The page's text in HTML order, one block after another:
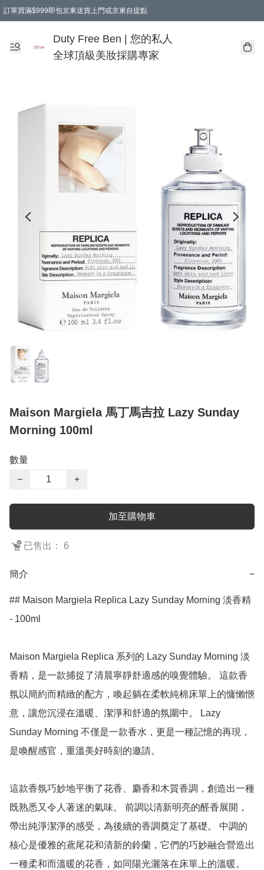
訂單買滿$999即包京東送貨上門或京東自提點
Duty Free Ben | 您的私人
全球頂級美妝採購專家
Maison Margiela 馬丁馬吉拉 Lazy Sunday
Morning 100ml
數量
−
+
加至購物車
已售出： 6
簡介 −
## Maison Margiela Replica Lazy Sunday Morning 淡香精
- 100ml
Maison Margiela Replica 系列的 Lazy Sunday Morning 淡
香精，是一款捕捉了清晨寧靜舒適感的嗅覺體驗。 這款香
氛以簡約而精緻的配方，喚起躺在柔軟純棉床單上的慵懶愜
意，讓您沉浸在溫暖、潔淨和舒適的氛圍中。 Lazy
Sunday Morning 不僅是一款香水，更是一種記憶的再現，
是喚醒感官，重溫美好時刻的邀請。
這款香氛巧妙地平衡了花香、麝香和木質香調，創造出一種
既熟悉又令人著迷的氣味。 前調以清新明亮的醛香展開，
帶出純淨潔淨的感受，為後續的香調奠定了基礎。 中調的
核心是優雅的鳶尾花和清新的鈴蘭，它們的巧妙融合營造出
一種柔和而溫暖的花香，如同陽光灑落在床單上的溫暖。